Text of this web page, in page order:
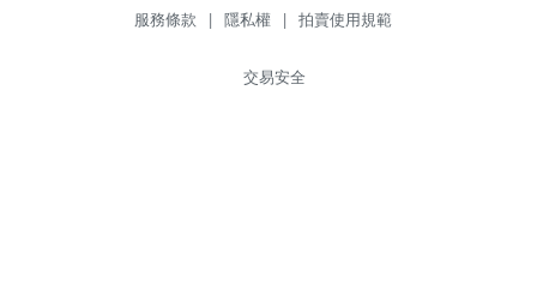
服務條款 | 隱私權 | 拍賣使用規範
交易安全